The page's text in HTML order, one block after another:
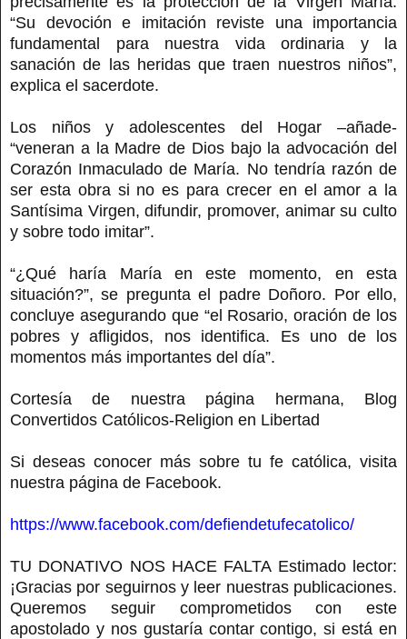
“Su devoción e imitación reviste una importancia
fundamental para nuestra vida ordinaria y la
sanación de las heridas que traen nuestros niños”,
explica el sacerdote.
Los niños y adolescentes del Hogar –añade-
“veneran a la Madre de Dios bajo la advocación del
Corazón Inmaculado de María. No tendría razón de
ser esta obra si no es para crecer en el amor a la
Santísima Virgen, difundir, promover, animar su culto
y sobre todo imitar”.
“¿Qué haría María en este momento, en esta
situación?”, se pregunta el padre Doñoro. Por ello,
concluye asegurando que “el Rosario, oración de los
pobres y afligidos, nos identifica. Es uno de los
momentos más importantes del día”.
Cortesía de nuestra página hermana, Blog
Convertidos Católicos-Religion en Libertad
Si deseas conocer más sobre tu fe católica, visita
nuestra página de Facebook.
https://www.facebook.com/defiendetufecatolico/
TU DONATIVO NOS HACE FALTA Estimado lector:
¡Gracias por seguirnos y leer nuestras publicaciones.
Queremos seguir comprometidos con este
apostolado y nos gustaría contar contigo, si está en